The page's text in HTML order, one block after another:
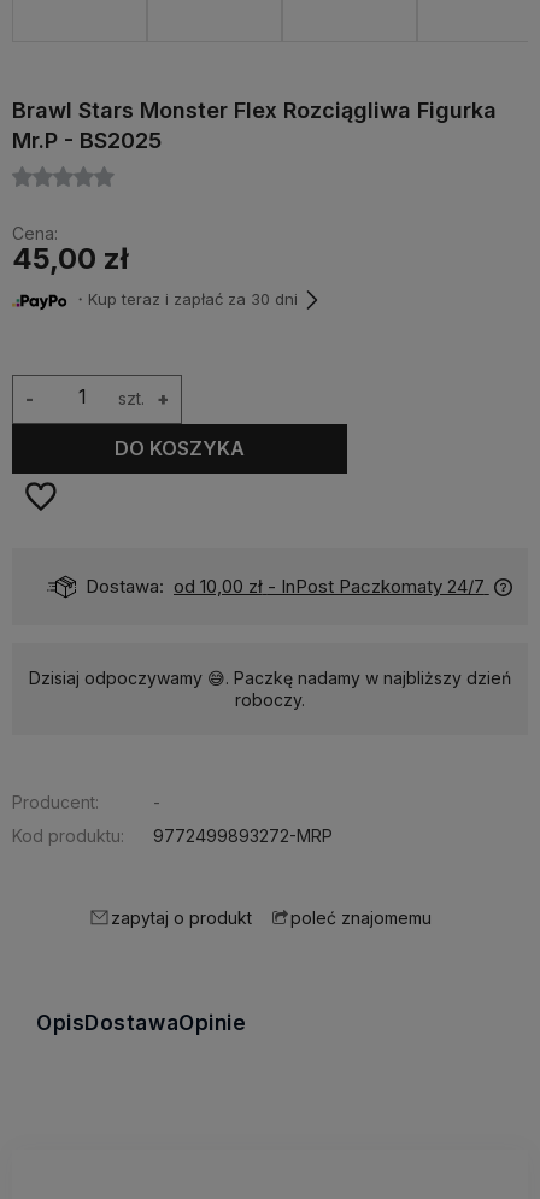
Brawl Stars Monster Flex Rozciągliwa Figurka
Mr.P - BS2025
Cena:
45,00 zł
・Kup teraz i zapłać za 30 dni
szt. +
-
DO KOSZYKA
Dostawa: od 10,00 zł - InPost Paczkomaty 24/7
Dzisiaj odpoczywamy 😅. Paczkę nadamy w najbliższy dzień
roboczy.
Producent:
-
Kod produktu:
9772499893272-MRP
zapytaj o produkt poleć znajomemu
OpisDostawaOpinie